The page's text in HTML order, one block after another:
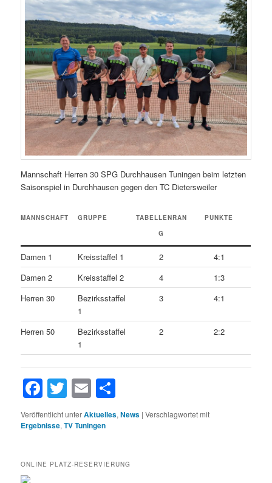
Mannschaft Herren 30 SPG Durchhausen Tuningen beim letzten
Saisonspiel in Durchhausen gegen den TC Dietersweiler
MANNSCHAFT GRUPPE
TABELLENRAN
G
PUNKTE
Damen 1 Kreisstaffel 1 2
4:1
Damen 2
Kreisstaffel 2 4
1:3
Herren 30
Bezirksstaffel
1
3 4:1
Herren 50
Bezirksstaffel
1
2 2:2
Facebook
Twitter
Email
Veröffentlicht unterAktuelles,News |Verschlagwortet mit
Ergebnisse,TV Tuningen
ONLINE PLATZ-RESERVIERUNG